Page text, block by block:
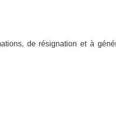
de résignation et à